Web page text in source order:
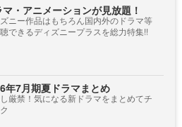
マ・アニメーションが見放題！
ニー作品はもちろん国内外のドラマ等
できるディズニープラスを総力特集!!
年7月期夏ドラマまとめ
厳禁！気になる新ドラマをまとめてチ